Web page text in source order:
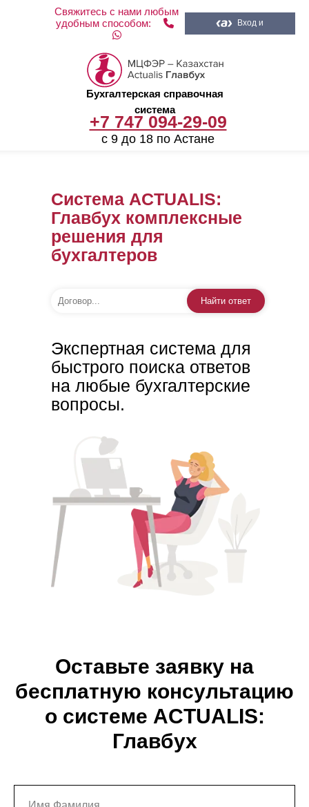
Свяжитесь с нами любым
удобным способом:
Вход и
+7 747 094-29-09
с 9 до 18 по Астане
Бухгалтерская справочная
система
Система ACTUALIS:
Главбух комплексные
решения для
бухгалтеров
Найти ответ
Экспертная система для
быстрого поиска ответов
на любые бухгалтерские
вопросы.
Оставьте заявку на
бесплатную консультацию
о системе ACTUALIS:
Главбух